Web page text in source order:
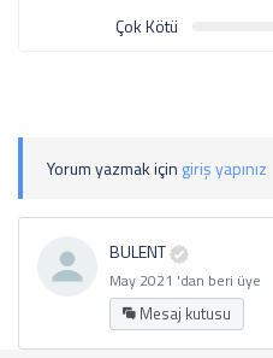
Çok Kötü
Yorum yazmak için giriş yapınız
BULENT
May 2021 'dan beri üye
Mesaj kutusu